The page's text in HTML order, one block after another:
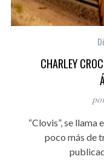
CHARLEY
“Clovis”, se
poco más de